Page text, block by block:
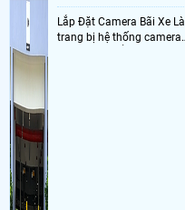
Lắp Đặt Camera Bãi Xe Là
trang bị hệ thống camera